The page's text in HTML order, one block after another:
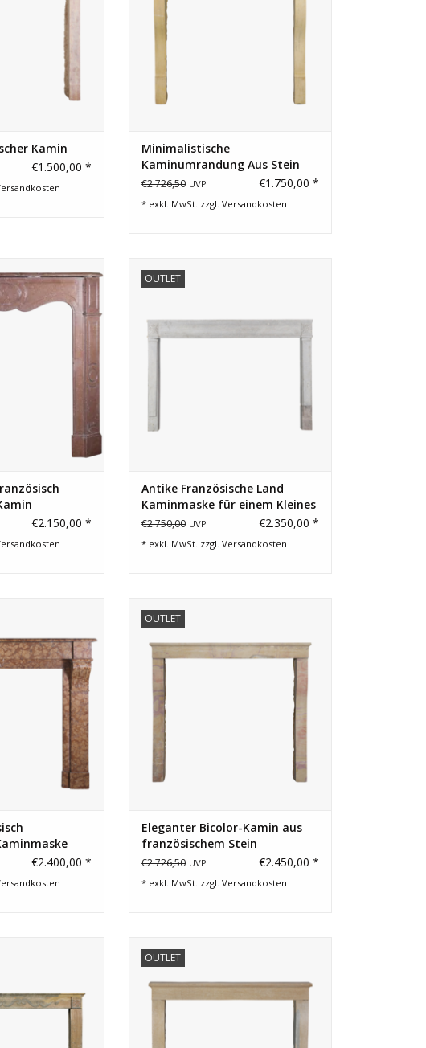
Kamin
€1.500,00 *
Minimalistische
Kaminumrandung Aus Stein
€2.726,50 UVP €1.750,00 *
* exkl. MwSt. zzgl.Versandkosten
für Französisch
Interieur.
€2.150,00 *
OUTLET
Antike Französische Land
Kaminmaske für einem Kleines
Budget
€2.750,00 UVP €2.350,00 *
* exkl. MwSt. zzgl.Versandkosten
Interieur.
HINZUFÜGEN
€2.400,00 *
OUTLET
ein zeitloses Einrichtungskonzept.
ZUM WARENKORB HINZUFÜGEN
Eleganter Bicolor-Kamin aus
französischem Stein
€2.726,50 UVP €2.450,00 *
* exkl. MwSt. zzgl.Versandkosten
Burgund.
OUTLET
Frankreich. Französische Eleganz des 19.
ZUM WARENKORB HINZUFÜGEN